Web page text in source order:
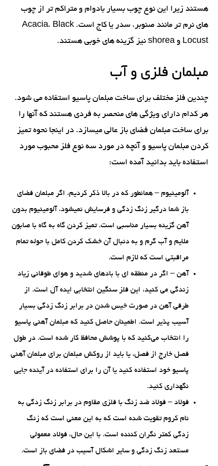
هستند زیرا این نوع چوب بسیار بادوام و متراکم تر از چوب
های نرم تر مانند صنوبر، سدر یا کاج است. Acacia، Black
Locust و shorea نیز گزینه های خوبی هستند.
مبلمان فلزی و آب
چندین فلز مختلف برای ساخت مبلمان پاسیو استفاده می شود.
هر کدام دارای ویژگی های منحصر به فردی هستند که آنها را
برای ساخت مبلمان فضای باز عالی میسازد. در اینجا نحوه تمیز
کردن مبلمان پاسیو و آنچه در مورد سه نوع فلز محبوب مورد
استفاده باید بدانید آمده است:
آلومینیوم – همانطور که در بالا ذکر کردیم، اگر مبلمان فضای
باز شما درگیر زنگ زدگی و فرسایش نمیشود، آلومینیوم بدون
آهن گزینه بسیار مناسبی است. تمیز کردن گاه به گاه با صابون
ملایم و آب گرم و به دنبال آن خشک کردن کامل با حوله تمام
مراقبتی است که لازم است.
آهن – اگر در منطقه ای با بادهای شدید و هوای طوفانی زیاد
زندگی می کنید، این فلز سنگین انتخابی ایده آل است. از
طرفی آهن در صورت خیس شدن در برابر زنگ زدگی بسیار
آسیب پذیر است. اطمینان حاصل کنید که مبلمان آهنی پاسیو
را انتخاب می‌کنید که با پوشش محافظ کار شده است. در طول
فصل خارج از فصل، یا باید از روکش مبلمان برای مبلمان آهنی
پاسیو خود استفاده کنید یا آن را برای استفاده در آینده جایی
نگهداری کنید.
فولاد – فولاد ضد زنگ با فلزی مقاوم در برابر زنگ زدگی به
نام کروم تقویت شده است که به این معنی است که زنگ
زدگی کمتر نگران کننده است. با این حال، فولاد معمولی
مستعد زنگ زدگی و سایر اشکال آسیب در فضای باز است.